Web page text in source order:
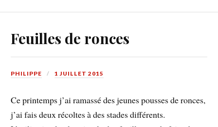
Feuilles de ronces
PHILIPPE 1 JUILLET 2015
Ce printemps j’ai ramassé des jeunes pousses de ronces,
j’ai fais deux récoltes à des stades différents.